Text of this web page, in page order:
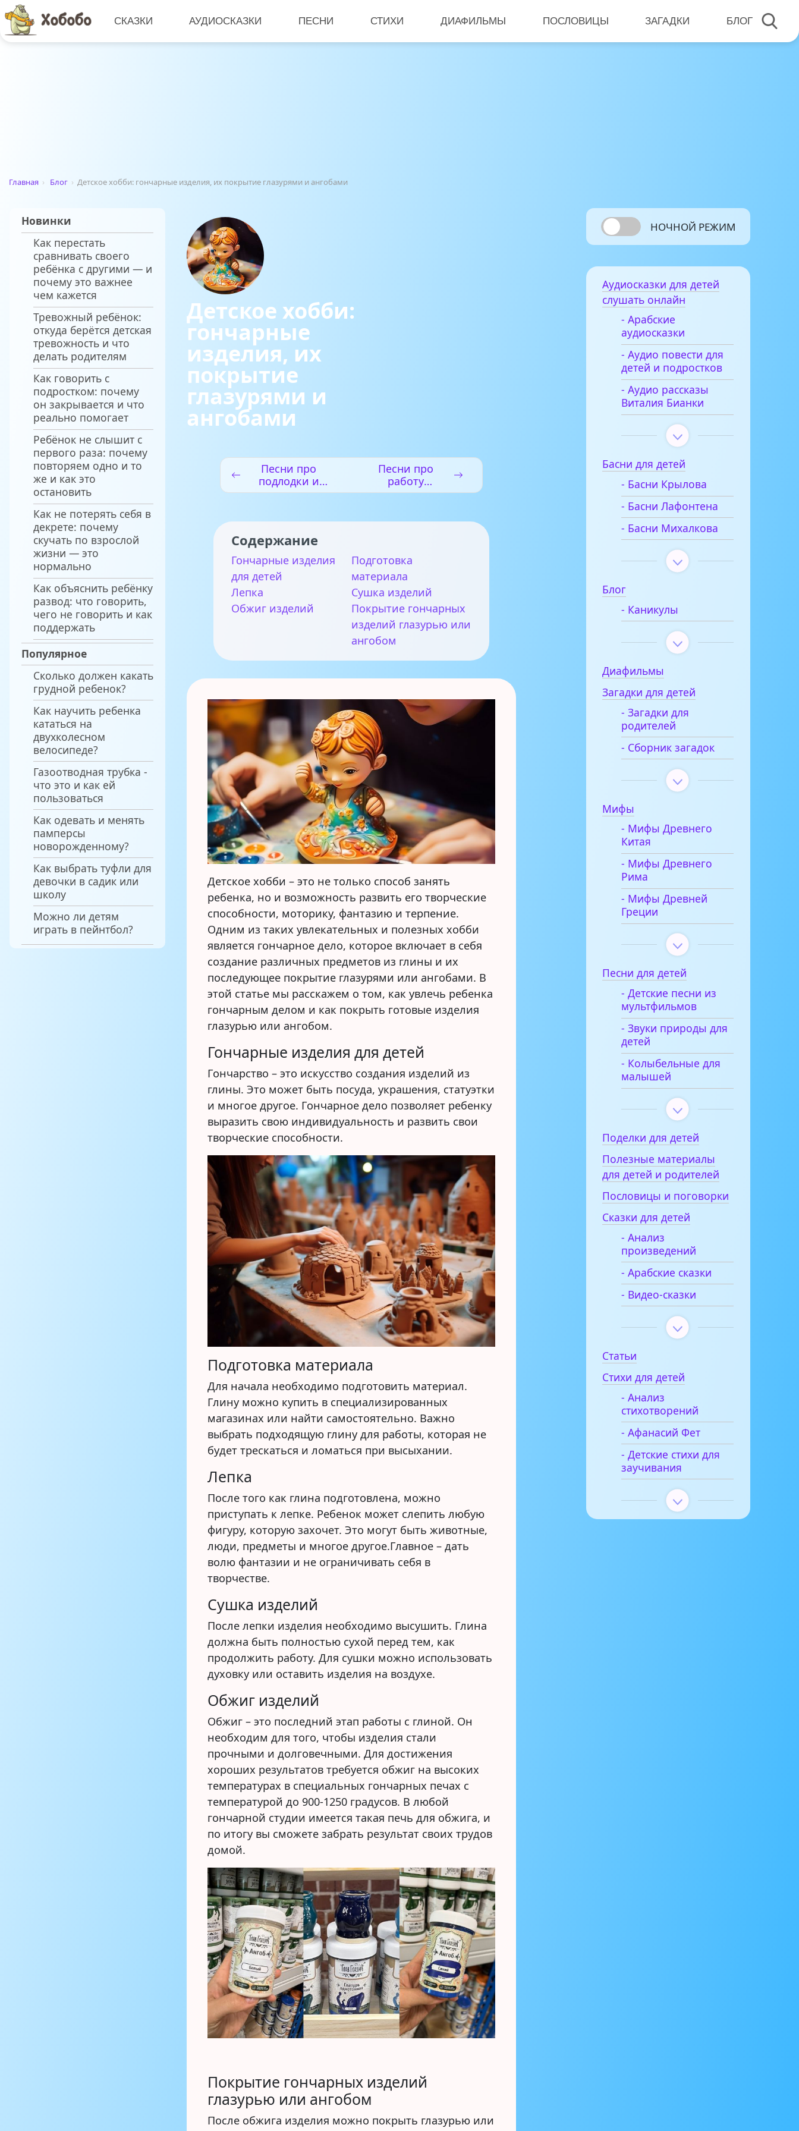
СКАЗКИ АУДИОСКАЗКИ ПЕСНИ СТИХИ ДИАФИЛЬМЫ ПОСЛОВИЦЫ ЗАГАДКИ БЛОГ
Главная › Блог › Детское хобби: гончарные изделия, их покрытие глазурями и ангобами
Новинки
Как перестать
сравнивать своего
ребёнка с другими — и
почему это важнее
чем кажется
Тревожный ребёнок:
откуда берётся детская
тревожность и что
делать родителям
Как говорить с
подростком: почему
он закрывается и что
реально помогает
Ребёнок не слышит с
первого раза: почему
повторяем одно и то
же и как это
остановить
Как не потерять себя в
декрете: почему
скучать по взрослой
жизни — это
нормально
Как объяснить ребёнку
развод: что говорить,
чего не говорить и как
поддержать
Популярное
Сколько должен какать
грудной ребенок?
Как научить ребенка
кататься на
двухколесном
велосипеде?
Газоотводная трубка -
что это и как ей
пользоваться
Как одевать и менять
памперсы
новорожденному?
Как выбрать туфли для
девочки в садик или
школу
Можно ли детям
играть в пейнтбол?
Детское хобби:
гончарные
изделия, их
покрытие
глазурями и
ангобами
Песни про
подлодки и
подводников
Песни про
работу
спецназа
Содержание
Гончарные изделия
для детей
Подготовка
материала
Лепка
Сушка изделий
Обжиг изделий
Покрытие гончарных
изделий глазурью или
ангобом
Детское хобби – это не только способ занять
ребенка, но и возможность развить его творческие
способности, моторику, фантазию и терпение.
Одним из таких увлекательных и полезных хобби
является гончарное дело, которое включает в себя
создание различных предметов из глины и их
последующее покрытие глазурями или ангобами. В
этой статье мы расскажем о том, как увлечь ребенка
гончарным делом и как покрыть готовые изделия
глазурью или ангобом.
Гончарные изделия для детей
Гончарство – это искусство создания изделий из
глины. Это может быть посуда, украшения, статуэтки
и многое другое. Гончарное дело позволяет ребенку
выразить свою индивидуальность и развить свои
творческие способности.
Подготовка материала
Для начала необходимо подготовить материал.
Глину можно купить в специализированных
магазинах или найти самостоятельно. Важно
выбрать подходящую глину для работы, которая не
будет трескаться и ломаться при высыхании.
Лепка
После того как глина подготовлена, можно
приступать к лепке. Ребенок может слепить любую
фигуру, которую захочет. Это могут быть животные,
люди, предметы и многое другое.Главное – дать
волю фантазии и не ограничивать себя в
творчестве.
Сушка изделий
После лепки изделия необходимо высушить. Глина
должна быть полностью сухой перед тем, как
продолжить работу. Для сушки можно использовать
духовку или оставить изделия на воздухе.
Обжиг изделий
Обжиг – это последний этап работы с глиной. Он
необходим для того, чтобы изделия стали
прочными и долговечными. Для достижения
хороших результатов требуется обжиг на высоких
температурах в специальных гончарных печах с
температурой до 900-1250 градусов. В любой
гончарной студии имеется такая печь для обжига, и
по итогу вы сможете забрать результат своих трудов
домой.
Покрытие гончарных изделий
глазурью или ангобом
После обжига изделия можно покрыть глазурью или
НОЧНОЙ РЕЖИМ
Аудиосказки для детей
слушать онлайн
- Арабские
аудиосказки
- Аудио повести для
детей и подростков
- Аудио рассказы
Виталия Бианки
Басни для детей
- Басни Крылова
- Басни Лафонтена
- Басни Михалкова
Блог
- Каникулы
Диафильмы
Загадки для детей
- Загадки для
родителей
- Сборник загадок
Мифы
- Мифы Древнего
Китая
- Мифы Древнего
Рима
- Мифы Древней
Греции
Песни для детей
- Детские песни из
мультфильмов
- Звуки природы для
детей
- Колыбельные для
малышей
Поделки для детей
Полезные материалы
для детей и родителей
Пословицы и поговорки
Сказки для детей
- Анализ
произведений
- Арабские сказки
- Видео-сказки
Статьи
Стихи для детей
- Анализ
стихотворений
- Афанасий Фет
- Детские стихи для
заучивания